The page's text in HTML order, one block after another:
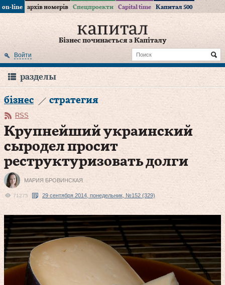
on-line архів номерів Спецпроекти Capital time Капитал 500
Бізнес починається з Капіталу
Войти
разделы
бізнес стратегия
RSS
Крупнейший украинский
сыродел просит
реструктуризовать долги
МАРИЯ БРОВИНСКАЯ
71275 29 сентября 2014, понедельник, №152 (329)